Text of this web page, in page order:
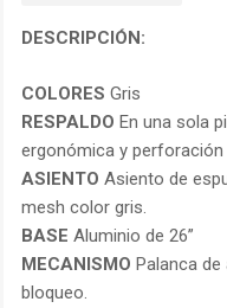
DESCRIPCIÓN:
COLORES Gris
RESPALDO En una sola
ergonómica y perforación
ASIENTO Asiento de
mesh color gris.
BASE Aluminio de 26”
MECANISMO Palanca
bloqueo.